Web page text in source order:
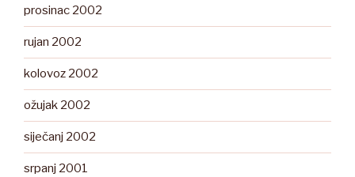
prosinac 2002
rujan 2002
kolovoz 2002
ožujak 2002
siječanj 2002
srpanj 2001